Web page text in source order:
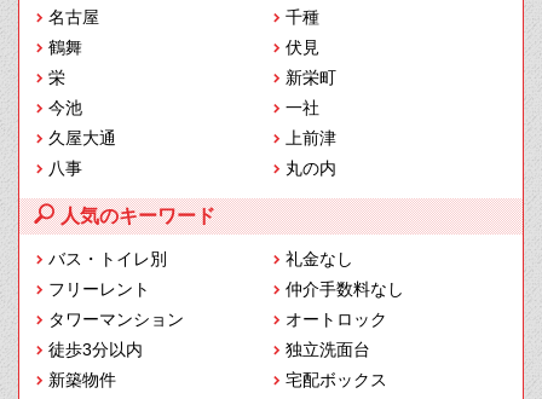
名古屋
千種
鶴舞
伏見
栄
新栄町
今池
一社
久屋大通
上前津
八事
丸の内
人気のキーワード
バス・トイレ別
礼金なし
フリーレント
仲介手数料なし
タワーマンション
オートロック
徒歩3分以内
独立洗面台
新築物件
宅配ボックス